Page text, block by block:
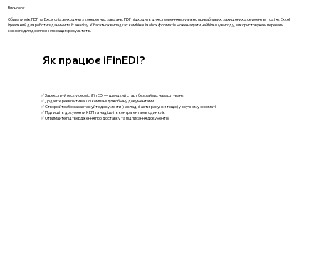
Висновок
Обирати між PDF та Excel слід, виходячи з конкретних завдань. PDF підходить для створення візуально привабливих, захищених документів, тоді як Excel
ідеальний для роботи з даними та їх аналізу. У багатьох випадках комбінація обох форматів може надати найбільшу вигоду, використовуючи переваги
кожного для досягнення кращих результатів.
✅ Зареєструйтесь у сервісі iFin EDI — швидкий старт без зайвих налаштувань
✅ Додайте реквізити вашої компанії для обміну документами
✅ Створюйте або завантажуйте документи (накладні, акти, рахунки тощо) у зручному форматі
✅ Підпишіть документи КЕП та надішліть контрагентам в один клік
✅ Отримайте підтвердження про доставку та підписання документів
Як працює iFinEDI?